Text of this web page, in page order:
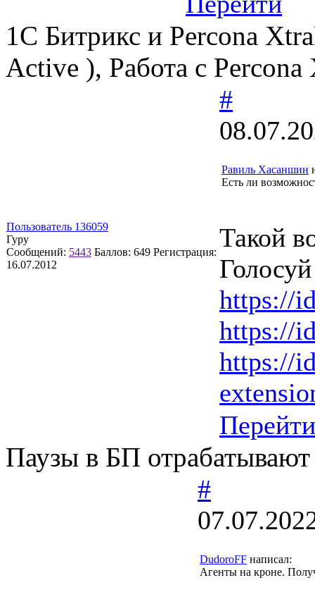
1C Битрикс и Percona
Active ), Работа с
Пользователь 136059
Гуру
Сообщений: 5443 Баллов: 649 Регистрация:
16.07.2012
#
Равиль Хасаншин
Есть ли
Такой
https://
https://
https://
Перейти
Паузы в БП
#
DudoroFF написал:
Агенты на кроне.